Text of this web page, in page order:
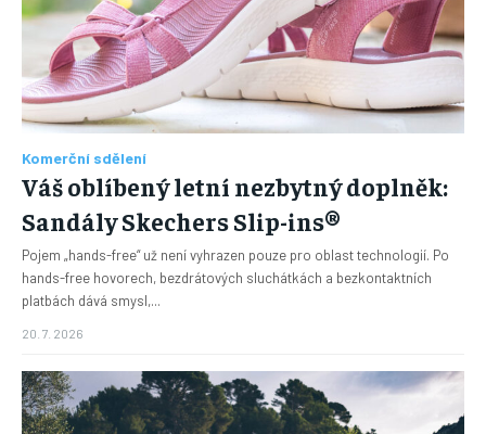
Komerční sdělení
Váš oblíbený letní nezbytný doplněk:
Sandály Skechers Slip-ins®
Pojem „hands-free“ už není vyhrazen pouze pro oblast technologií. Po
hands-free hovorech, bezdrátových sluchátkách a bezkontaktních
platbách dává smysl,...
20. 7. 2026